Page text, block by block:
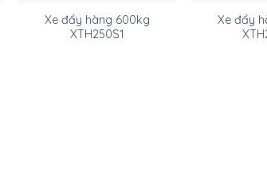
Xe đẩy hàng 600kg
XTH250S1
Xe đẩy